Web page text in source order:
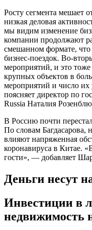
Росту сегмента мешает
низкая деловая
мы видим изменение
компании продолжают
смешанном формате,
бизнес-поездок. Во-
мероприятий, и это тоже
крупных объектов в
мероприятий и число
поясняет директор по
Russia Наталия
В Россию почти
По словам Багдасарова,
влияют напряженная
коронавируса в Китае.
гости», — добавляет
Деньги несут
Инвестиции в
недвижимость